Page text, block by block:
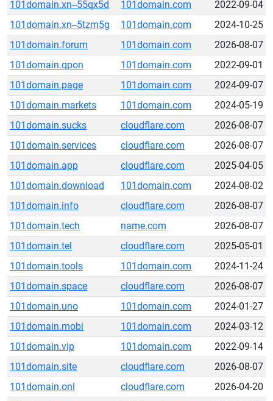
101domain.xn--55qx5d 101domain.com
2022-09-04
101domain.xn--5tzm5g
101domain.com
2024-10-25
101domain.forum
101domain.com
2026-08-07
101domain.qpon
101domain.com
2022-09-01
101domain.page
101domain.com
2024-09-07
101domain.markets
101domain.com
2024-05-19
101domain.sucks
cloudflare.com
2026-08-07
101domain.services
cloudflare.com
2026-08-07
101domain.app
cloudflare.com
2025-04-05
101domain.download
101domain.com
2024-08-02
101domain.info
cloudflare.com
2026-08-07
101domain.tech
name.com
2026-08-07
101domain.tel
cloudflare.com
2025-05-01
101domain.tools
101domain.com
2024-11-24
101domain.space
cloudflare.com
2026-08-07
101domain.uno
101domain.com
2024-01-27
101domain.mobi
101domain.com
2024-03-12
101domain.vip
101domain.com
2022-09-14
101domain.site
cloudflare.com
2026-08-07
101domain.onl
cloudflare.com
2026-04-20